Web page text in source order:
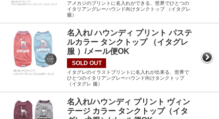
アメカジのプリントに名入れができる、世界でひとつの
イタリアングレーハウンド向けタンクトップ （イタグレ
服）
名入れ/ ハウンディ プリント パステ
ルカラー タンクトップ （イタグレ
服 ）/メール便OK
SOLD OUT
イタグレのイラストプリントに名入れが出来る、世界で
ひとつのイタリアングレーハウンド向けタンクトップ
（イタグレ 服）
名入れ/ハウンディ プリント ヴィン
テージ カラー タンクトップ（イタ